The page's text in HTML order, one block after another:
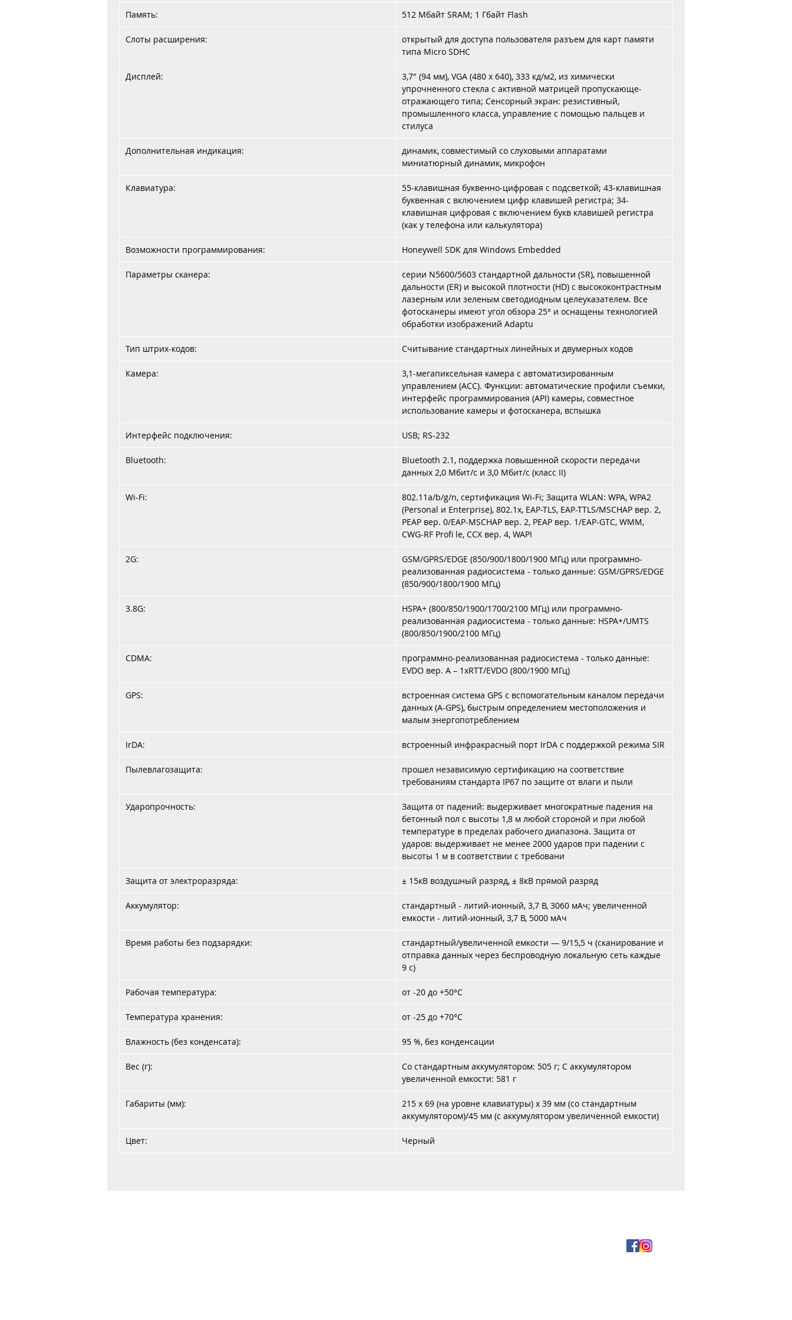
мобильных сотрудников и оснащен большим экраном,
освещенности.
Память: 512 Мбайт SRAM; 1 Гбайт Flash
Слоты расширения:
открытый для доступа пользователя разъем для карт памяти
типа Micro SDHC
Дисплей:
3,7" (94 мм), VGA (480 x 640), 333 кд/м2, из химически
упрочненного стекла с активной матрицей пропускающе-
отражающего типа; Сенсорный экран: резистивный,
промышленного класса, управление с помощью пальцев и
стилуса
Дополнительная индикация:
динамик, совместимый со слуховыми аппаратами
миниатюрный динамик, микрофон
Клавиатура:
55-клавишная буквенно-цифровая с подсветкой; 43-клавишная
буквенная с включением цифр клавишей регистра; 34-
клавишная цифровая с включением букв клавишей регистра
(как у телефона или калькулятора)
Возможности программирования: Honeywell SDK для Windows Embedded
Параметры сканера:
серии N5600/5603 стандартной дальности (SR), повышенной
дальности (ER) и высокой плотности (HD) с высококонтрастным
лазерным или зеленым светодиодным целеуказателем. Все
фотосканеры имеют угол обзора 25° и оснащены технологией
обработки изображений Adaptu
Тип штрих-кодов: Считывание стандартных линейных и двумерных кодов
Камера:
3,1-мегапиксельная камера с автоматизированным
управлением (ACC). Функции: автоматические профили съемки,
интерфейс программирования (API) камеры, совместное
использование камеры и фотосканера, вспышка
Интерфейс подключения: USB; RS-232
Bluetooth:
Bluetooth 2.1, поддержка повышенной скорости передачи
данных 2,0 Мбит/с и 3,0 Мбит/с (класс II)
Wi-Fi:
802.11a/b/g/n, сертификация Wi-Fi; Защита WLAN: WPA, WPA2
(Personal и Enterprise), 802.1x, EAP-TLS, EAP-TTLS/MSCHAP вер. 2,
PEAP вер. 0/EAP-MSCHAP вер. 2, PEAP вер. 1/EAP-GTC, WMM,
CWG-RF Profi le, CCX вер. 4, WAPI
2G:
GSM/GPRS/EDGE (850/900/1800/1900 МГц) или программно-
реализованная радиосистема - только данные: GSM/GPRS/EDGE
(850/900/1800/1900 МГц)
3.8G:
HSPA+ (800/850/1900/1700/2100 МГц) или программно-
реализованная радиосистема - только данные: HSPA+/UMTS
(800/850/1900/2100 МГц)
CDMA:
программно-реализованная радиосистема - только данные:
EVDO вер. A – 1xRTT/EVDO (800/1900 МГц)
GPS:
встроенная система GPS с вспомогательным каналом передачи
данных (A-GPS), быстрым определением местоположения и
малым энергопотреблением
IrDA: встроенный инфракрасный порт IrDA с поддержкой режима SIR
Пылевлагозащита:
прошел независимую сертификацию на соответствие
требованиям стандарта IP67 по защите от влаги и пыли
Ударопрочность:
Защита от падений: выдерживает многократные падения на
бетонный пол с высоты 1,8 м любой стороной и при любой
температуре в пределах рабочего диапазона. Защита от
ударов: выдерживает не менее 2000 ударов при падении с
высоты 1 м в соответствии с требовани
Защита от электроразряда: ± 15кВ воздушный разряд, ± 8кВ прямой разряд
Аккумулятор:
стандартный - литий-ионный, 3,7 В, 3060 мАч; увеличенной
емкости - литий-ионный, 3,7 В, 5000 мАч
Время работы без подзарядки:
стандартный/увеличенной емкости — 9/15,5 ч (сканирование и
отправка данных через беспроводную локальную сеть каждые
9 c)
Рабочая температура: от -20 до +50°C
Температура хранения: от -25 до +70°C
Влажность (без конденсата): 95 %, без конденсации
Вес (г):
Со стандартным аккумулятором: 505 г; С аккумулятором
увеличенной емкости: 581 г
Габариты (мм):
215 x 69 (на уровне клавиатуры) x 39 мм (со стандартным
аккумулятором)/45 мм (с аккумулятором увеличенной емкости)
Цвет: Черный